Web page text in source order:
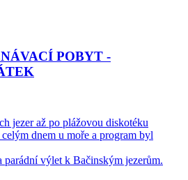
POBYT -
jezer až po plážovou diskotéku
dnem u moře a program byl
výlet k Bačinským jezerům.